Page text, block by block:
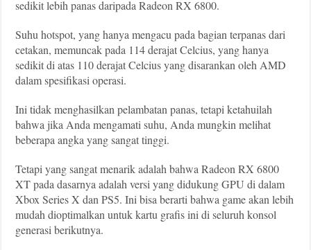
sedikit lebih panas daripada Radeon RX 6800.
Suhu hotspot, yang hanya mengacu pada bagian terpanas dari
cetakan, memuncak pada 114 derajat Celcius, yang hanya
sedikit di atas 110 derajat Celcius yang disarankan oleh AMD
dalam spesifikasi operasi.
Ini tidak menghasilkan pelambatan panas, tetapi ketahuilah
bahwa jika Anda mengamati suhu, Anda mungkin melihat
beberapa angka yang sangat tinggi.
Tetapi yang sangat menarik adalah bahwa Radeon RX 6800
XT pada dasarnya adalah versi yang didukung GPU di dalam
Xbox Series X dan PS5. Ini bisa berarti bahwa game akan lebih
mudah dioptimalkan untuk kartu grafis ini di seluruh konsol
generasi berikutnya.